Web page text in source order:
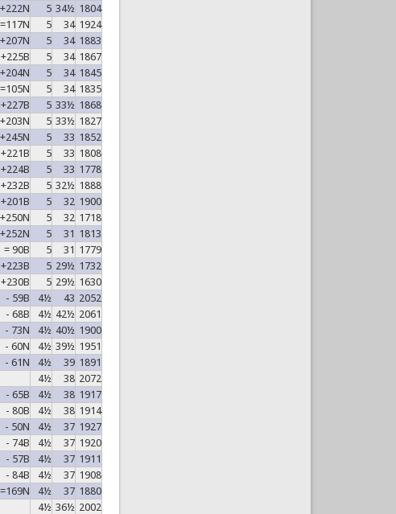
+222N 5 34½ 1804
=117N 5 34 1924
+207N 5 34 1883
+225B 5 34 1867
+204N 5 34 1845
=105N 5 34 1835
+227B 5 33½ 1868
+203N 5 33½ 1827
+245N 5 33 1852
+221B 5 33 1808
+224B 5 33 1778
+232B 5 32½ 1888
+201B 5 32 1900
+250N 5 32 1718
+252N 5 31 1813
= 90B 5 31 1779
+223B 5 29½ 1732
+230B 5 29½ 1630
- 59B 4½ 43 2052
- 68B 4½ 42½ 2061
- 73N 4½ 40½ 1900
- 60N 4½ 39½ 1951
- 61N 4½ 39 1891
4½ 38 2072
- 65B 4½ 38 1917
- 80B 4½ 38 1914
- 50N 4½ 37 1927
- 74B 4½ 37 1920
- 57B 4½ 37 1911
- 84B 4½ 37 1908
=169N 4½ 37 1880
4½ 36½ 2002